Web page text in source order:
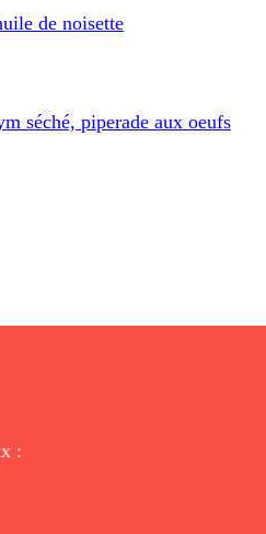
de noisette
séché, piperade aux oeufs
: